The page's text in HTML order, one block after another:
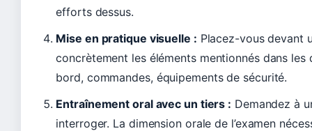
efforts dessus.
Mise en pratique visuelle : Placez-vous devant
concrètement les éléments mentionnés dans
bord, commandes, équipements de sécurité.
Entraînement oral avec un tiers : Demandez à
interroger. La dimension orale de l’examen